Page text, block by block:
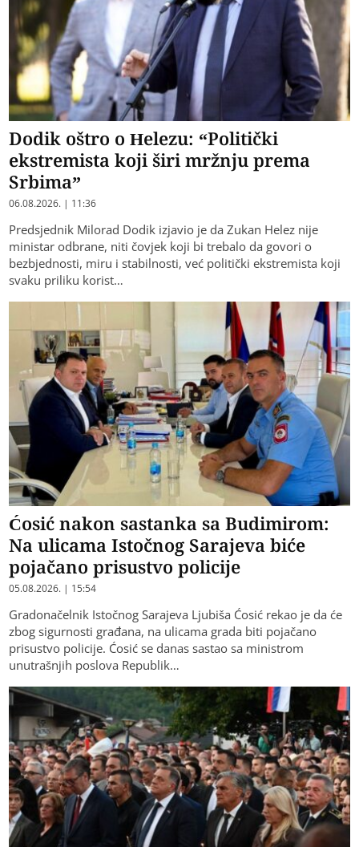
Dodik oštro o Helezu: “Politički
ekstremista koji širi mržnju prema
Srbima”
06.08.2026. | 11:36
Predsjednik Milorad Dodik izjavio je da Zukan Helez nije
ministar odbrane, niti čovjek koji bi trebalo da govori o
bezbjednosti, miru i stabilnosti, već politički ekstremista koji
svaku priliku korist…
Ćosić nakon sastanka sa Budimirom:
Na ulicama Istočnog Sarajeva biće
pojačano prisustvo policije
05.08.2026. | 15:54
Gradonačelnik Istočnog Sarajeva Ljubiša Ćosić rekao je da će
zbog sigurnosti građana, na ulicama grada biti pojačano
prisustvo policije. Ćosić se danas sastao sa ministrom
unutrašnjih poslova Republik…